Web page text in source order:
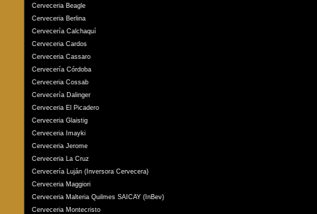
Cerveceria Beagle
Cerveceria Berlina
Cervecería Calchaquí
Cerveceria Cardos
Cerveceria Cassaro
Cervecería Córdoba
Cerveceria Cossab
Cervecería Dalinger
Cerveceria El Picadero
Cerveceria Glaistig
Cerveceria Imayki
Cerveceria Jerome
Cerveceria La Cruz
Cervecería Luján (Inversora Cervecera)
Cerveceria Maggiori
Cerveceria Malteria Quilmes SAICAY (InBev)
Cerveceria Montecristo